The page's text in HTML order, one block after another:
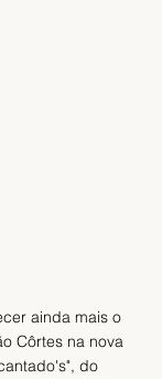
ainda mais o
Côrtes na nova
do